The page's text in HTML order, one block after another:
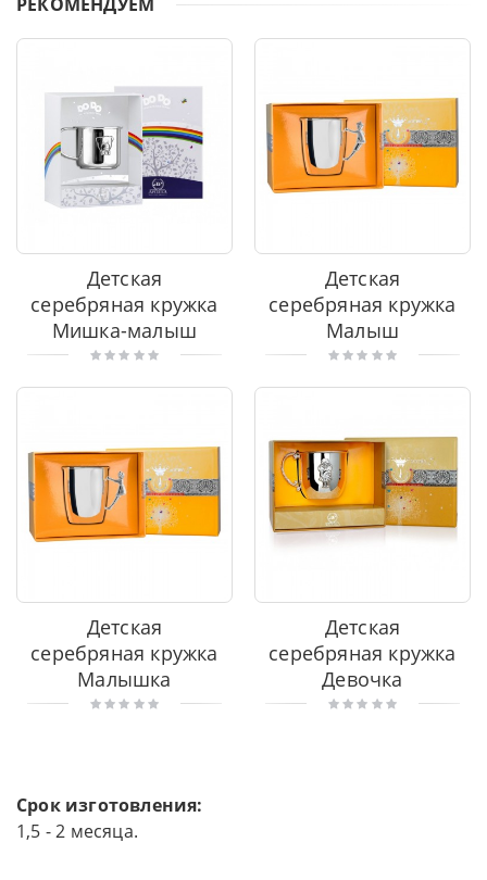
Детская
серебряная кружка
Мишка-малыш
Детская
серебряная кружка
Малыш
Детская
серебряная кружка
Малышка
Детская
серебряная кружка
Девочка
Срок изготовления:
1,5 - 2 месяца.